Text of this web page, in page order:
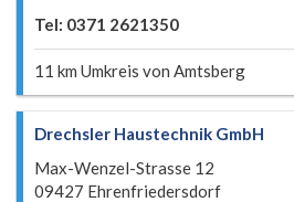
Tel: 0371 2621350
11 km Umkreis von Amtsberg
Drechsler Haustechnik GmbH
Max-Wenzel-Strasse 12
09427 Ehrenfriedersdorf